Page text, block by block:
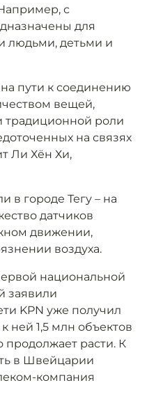
с
для
людьми, детьми и
пути к соединению
вещей,
традиционной роли
на связях
Ли Хён Хи,
в городе Тегу – на
датчиков
движении,
воздуха.
национальной
заявили
KPN уже получил
ней 1,5 млн объектов
продолжает расти. К
в Швейцарии
компания